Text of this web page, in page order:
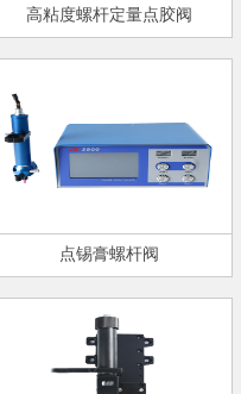
高粘度螺杆定量点胶阀
点锡膏螺杆阀